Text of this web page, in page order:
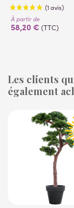
À partir de
58,20 € (TTC)
Les clients
également